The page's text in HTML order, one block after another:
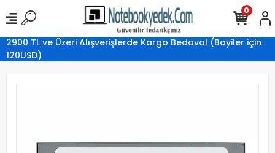
2900 TL ve Üzeri Alışverişlerde Kargo Bedava! (Bayiler için
120USD)
0